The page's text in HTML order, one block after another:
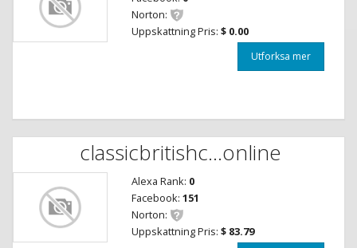
Norton:
Uppskattning Pris: $ 0.00
Utforksa mer
classicbritishc...online
Alexa Rank: 0
Facebook: 151
Norton:
Uppskattning Pris: $ 83.79